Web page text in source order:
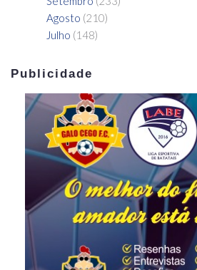
Agosto (210)
Julho (148)
Publicidade